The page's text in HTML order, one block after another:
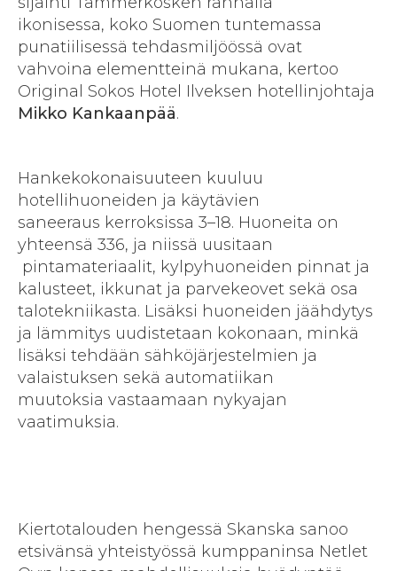
ikonisessa, koko Suomen tuntemassa
punatiilisessä tehdasmiljöössä ovat
vahvoina elementteinä mukana, kertoo
Original Sokos Hotel Ilveksen hotellinjohtaja
Mikko Kankaanpää.
Hankekokonaisuuteen kuuluu
hotellihuoneiden ja käytävien
saneeraus kerroksissa 3–18. Huoneita on
yhteensä 336, ja niissä uusitaan
pintamateriaalit, kylpyhuoneiden pinnat ja
kalusteet, ikkunat ja parvekeovet sekä osa
talotekniikasta. Lisäksi huoneiden jäähdytys
ja lämmitys uudistetaan kokonaan, minkä
lisäksi tehdään sähköjärjestelmien ja
valaistuksen sekä automatiikan
muutoksia vastaamaan nykyajan
vaatimuksia.
Kiertotalouden hengessä Skanska sanoo
etsivänsä yhteistyössä kumppaninsa Netlet